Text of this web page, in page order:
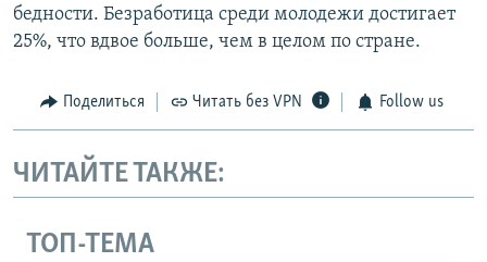
бедности. Безработица среди молодежи достигает
25%, что вдвое больше, чем в целом по стране.
Поделиться Читать без VPN Follow us
ЧИТАЙТЕ ТАКЖЕ:
ТОП-ТЕМА